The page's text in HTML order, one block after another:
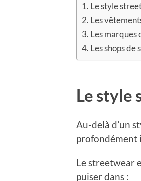
Le style
Les
Les
Les shops
Le style
Au-delà d’un
profondément
Le streetwear
puiser dans :